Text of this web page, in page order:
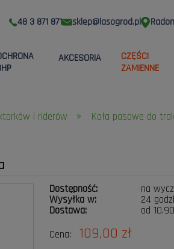
48 3 871 871 sklep@lasogrod.pl
AKCESORIA
CZĘŚCI
ZAMIENNE
i riderów » Koła pasowe do
Dostępność:
na
Wysyłka w:
24
Dostawa:
od
Cena nie zawiera
Cena: 109,00 zł